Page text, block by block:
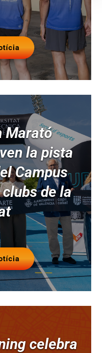
Marató
la pista
Campus
clubs de la
celebra